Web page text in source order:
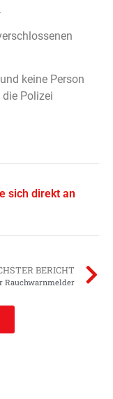
keine Person
Polizei
sich direkt an
BERICHT
Rauchwarnmelder